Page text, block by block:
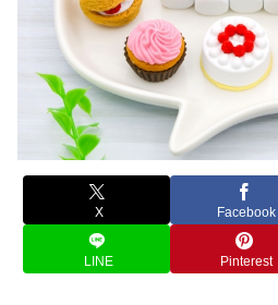
X Facebook
LINE Pinterest